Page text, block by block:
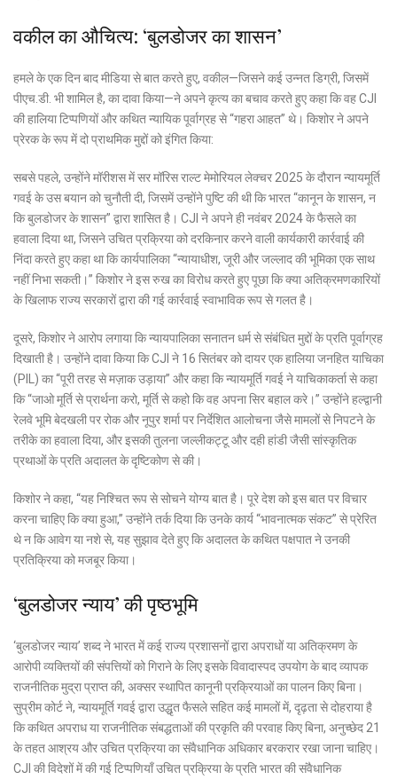
वकील का औचित्य: ‘बुलडोजर का शासन’
हमले के एक दिन बाद मीडिया से बात करते हुए, वकील—जिसने कई उन्नत डिग्री, जिसमें
पीएच.डी. भी शामिल है, का दावा किया—ने अपने कृत्य का बचाव करते हुए कहा कि वह CJI
की हालिया टिप्पणियों और कथित न्यायिक पूर्वाग्रह से “गहरा आहत” थे। किशोर ने अपने
प्रेरक के रूप में दो प्राथमिक मुद्दों को इंगित किया:
सबसे पहले, उन्होंने मॉरीशस में सर मॉरिस राल्ट मेमोरियल लेक्चर 2025 के दौरान न्यायमूर्ति
गवई के उस बयान को चुनौती दी, जिसमें उन्होंने पुष्टि की थी कि भारत “कानून के शासन, न
किबुलडोजर के शासन” द्वारा शासित है। CJI ने अपने ही नवंबर 2024 के फैसले का
हवाला दिया था, जिसने उचित प्रक्रिया को दरकिनार करने वाली कार्यकारी कार्रवाई की
निंदा करते हुए कहा था कि कार्यपालिका “न्यायाधीश, जूरी और जल्लाद की भूमिका एक साथ
नहीं निभा सकती।” किशोर ने इस रुख का विरोध करते हुए पूछा कि क्या अतिक्रमणकारियों
के खिलाफ राज्य सरकारों द्वारा की गई कार्रवाई स्वाभाविक रूप से गलत है।
दूसरे, किशोर ने आरोप लगाया कि न्यायपालिकासनातन धर्मसे संबंधित मुद्दों के प्रति पूर्वाग्रह
दिखाती है। उन्होंने दावा किया कि CJI ने 16 सितंबर को दायर एक हालिया जनहित याचिका
(PIL ) का “पूरी तरह से मज़ाक उड़ाया” और कहा कि न्यायमूर्ति गवई ने याचिकाकर्ता से कहा
कि “जाओ मूर्ति से प्रार्थना करो, मूर्ति से कहो कि वह अपना सिर बहाल करे।” उन्होंने हल्द्वानी
रेलवे भूमि बेदखली पर रोक और नूपुर शर्मा पर निर्देशित आलोचना जैसे मामलों से निपटने के
तरीके का हवाला दिया, और इसकी तुलनाजल्लीकट्टू और दही हांडीजैसी सांस्कृतिक
प्रथाओं के प्रति अदालत के दृष्टिकोण से की।
किशोर ने कहा, “यह निश्चित रूप से सोचने योग्य बात है। पूरे देश को इस बात पर विचार
करना चाहिए कि क्या हुआ,” उन्होंने तर्क दिया कि उनके कार्य “भावनात्मक संकट” से प्रेरित
थे न कि आवेग या नशे से, यह सुझाव देते हुए कि अदालत के कथित पक्षपात ने उनकी
प्रतिक्रिया को मजबूर किया।
‘बुलडोजर न्याय’ की पृष्ठभूमि
‘बुलडोजर न्याय’ शब्द ने भारत में कई राज्य प्रशासनों द्वारा अपराधों या अतिक्रमण के
आरोपी व्यक्तियों की संपत्तियों को गिराने के लिए इसके विवादास्पद उपयोग के बाद व्यापक
राजनीतिक मुद्रा प्राप्त की, अक्सर स्थापित कानूनी प्रक्रियाओं का पालन किए बिना।
सुप्रीम कोर्ट ने, न्यायमूर्ति गवई द्वारा उद्धृत फैसले सहित कई मामलों में, दृढ़ता से दोहराया है
कि कथित अपराध या राजनीतिक संबद्धताओं की प्रकृति की परवाह किए बिना, अनुच्छेद 21
के तहत आश्रय और उचित प्रक्रिया का संवैधानिक अधिकार बरकरार रखा जाना चाहिए।
CJI की विदेशों में की गई टिप्पणियाँ उचित प्रक्रिया के प्रति भारत की संवैधानिक